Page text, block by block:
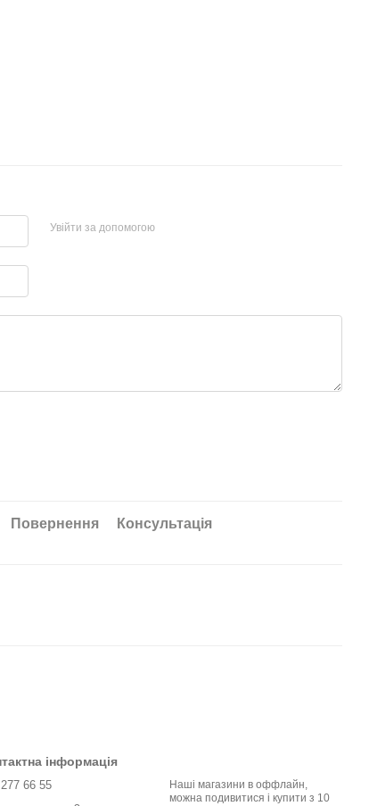
Увійти за допомогою
Повернення Консультація
інформація
66 55
Наші магазини в оффлайн,
можна подивитися і купити з 10